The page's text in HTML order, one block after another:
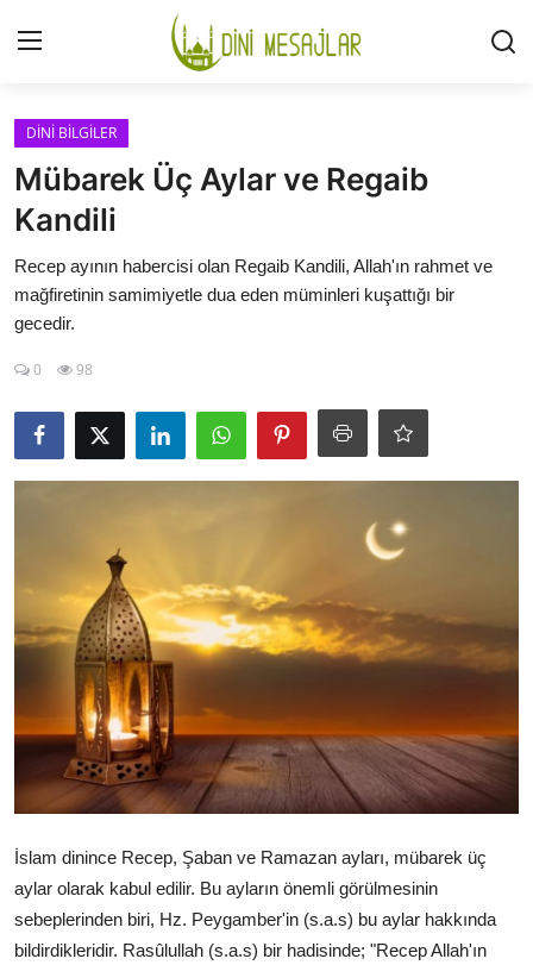
Giriş
İLETİŞİM
GÜNDEM
HAKKIMIZDA
DESTEKLİYORUM
SURELER
KİMDİR?
DİNİ MESAJLAR
KISSADAN HİSSE
DİNİ BİLGİLER
DİNİ BİLGİLER
Mübarek Üç Aylar ve Regaib
Kandili
Recep ayının habercisi olan Regaib Kandili, Allah'ın rahmet ve
mağfiretinin samimiyetle dua eden müminleri kuşattığı bir
gecedir.
0 98
İslam dinince Recep, Şaban ve Ramazan ayları, mübarek üç
aylar olarak kabul edilir. Bu ayların önemli görülmesinin
sebeplerinden biri, Hz. Peygamber'in (s.a.s) bu aylar hakkında
bildirdikleridir. Rasûlullah (s.a.s) bir hadisinde; "Recep Allah'ın